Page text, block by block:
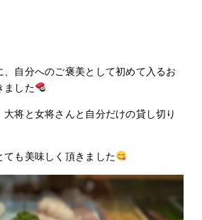
自分へのご褒美として初めて入るお
ました
将と女将さんと自分だけの貸し切り
ても美味しく頂きました